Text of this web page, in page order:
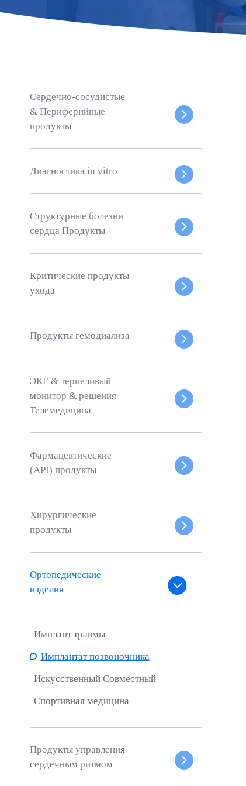
Сердечно-сосудистые
& Периферийные
продукты
Диагностика in vitro
Структурные болезни
сердца Продукты
Критические продукты
ухода
Продукты гемодиализа
ЭКГ & терпеливый
монитор & решения
Телемедицина
Фармацевтические
(API) продукты
Хирургические
продукты
Ортопедические
изделия
Имплант травмы
Имплантат позвоночника
Искусственный Совместный
Спортивная медицина
Продукты управления
сердечным ритмом